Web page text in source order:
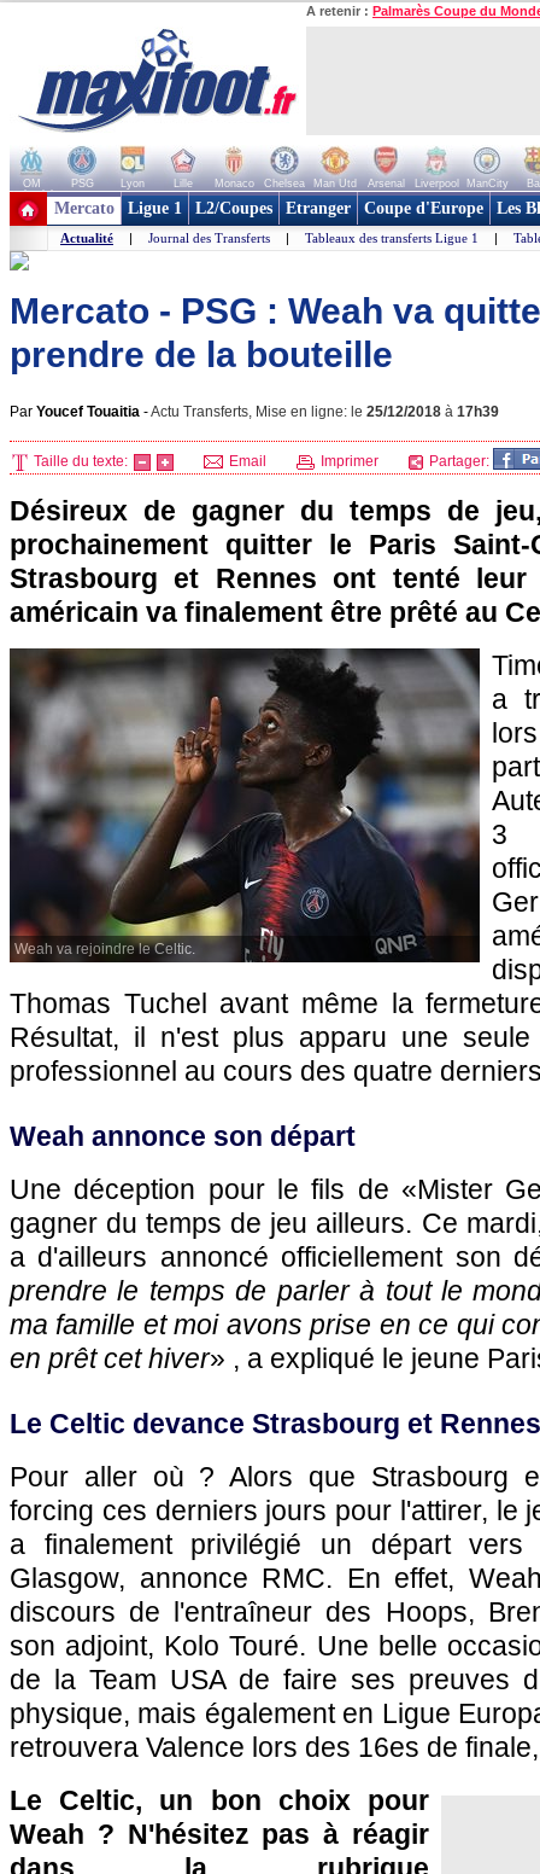
A retenir : Palmarès Coupe du
OM PSG Lyon Lille Monaco Chelsea Man Utd Arsenal Liverpool ManCity
+ de clubs
Mercato Ligue 1 L2/Coupes Etranger Coupe d'Europe Les
Actualité | Journal des Transferts | Tableaux des transferts Ligue 1 |
Mercato - PSG : Weah va
prendre de la bouteille
Par Youcef Touaitia -Actu Transferts, Mise en ligne: le 25/12/2018 à 17h39
Taille du texte: Email Imprimer Partager:
Désireux de gagner du temps de
prochainement quitter le Paris Saint-
Strasbourg et Rennes ont tenté leur
américain va finalement être prêté au
Weah va rejoindre le Celtic.
a
3
Thomas Tuchel avant même la
Résultat, il n'est plus apparu une
professionnel au cours des quatre
Weah annonce son départ
Une déception pour le fils de «Mister
gagner du temps de jeu ailleurs. Ce
a d'ailleurs annoncé officiellement son
prendre le temps de parler à tout le
ma famille et moi avons prise en ce qui
en prêt cet hiver» , a expliqué le jeune
Le Celtic devance Strasbourg et Rennes
Pour aller où ? Alors que Strasbourg
forcing ces derniers jours pour l'attirer, le
a finalement privilégié un départ vers
Glasgow, annonce RMC. En effet,
discours de l'entraîneur des Hoops,
son adjoint, Kolo Touré. Une belle
de la Team USA de faire ses preuves
physique, mais également en Ligue
retrouvera Valence lors des 16es de
Le Celtic, un bon choix pour
Weah ? N'hésitez pas à réagir